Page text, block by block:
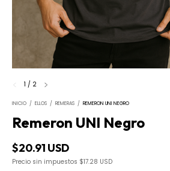
1 / 2
INICIO / ELLOS / REMERAS / REMERON UNI NEGRO
Remeron UNI Negro
$20.91 USD
Precio sin impuestos $17.28 USD